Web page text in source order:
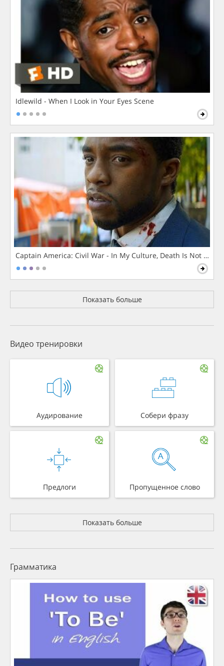
Idlewild - When I Look in Your Eyes Scene
Captain America: Civil War - In My Culture, Death Is Not The
Показать больше
Видео тренировки
Аудирование Собери фразу
Предлоги Пропущенное слово
Показать больше
Грамматика